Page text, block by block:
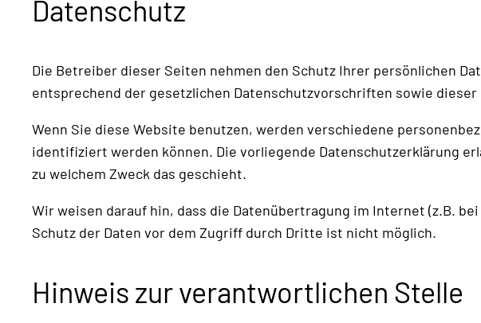
Datenschutz
Die Betreiber dieser Seiten nehmen den Schutz Ihrer persönlichen
entsprechend der gesetzlichen Datenschutzvorschriften sowie
Wenn Sie diese Website benutzen, werden verschiedene
identifiziert werden können. Die vorliegende Datenschutzerklärung
zu welchem Zweck das geschieht.
Wir weisen darauf hin, dass die Datenübertragung im Internet (z.B.
Schutz der Daten vor dem Zugriff durch Dritte ist nicht möglich.
Hinweis zur verantwortlichen Stelle